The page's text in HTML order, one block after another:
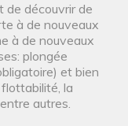
de découvrir de
à de nouveaux
à de nouveaux
plongée
et bien
la
autres.